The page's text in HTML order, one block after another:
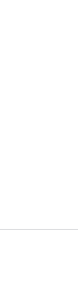
SATIVUM